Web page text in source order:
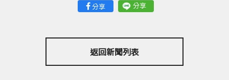
分享 分享
返回新聞列表